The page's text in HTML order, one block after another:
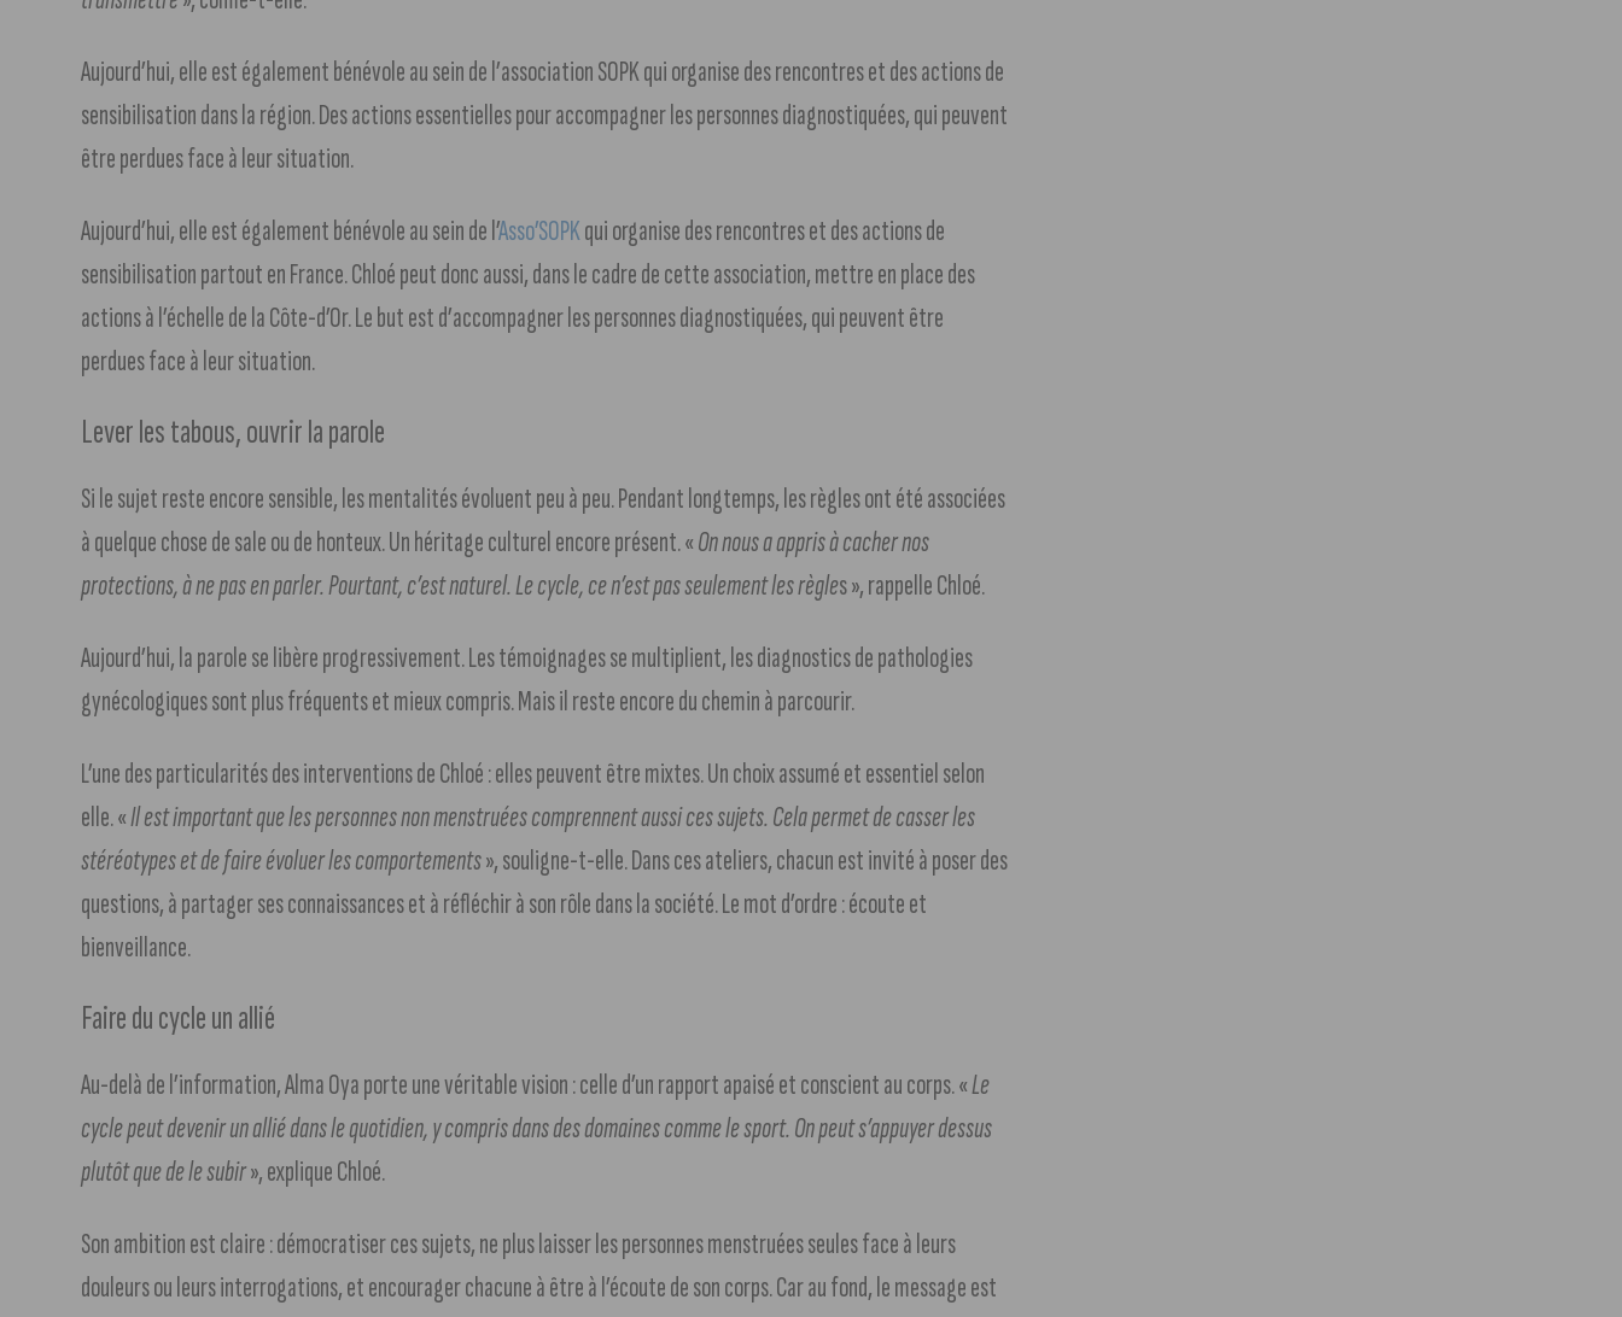
Aujourd’hui, elle est également bénévole au sein de l’association SOPK qui organise des rencontres et des actions de
sensibilisation dans la région. Des actions essentielles pour accompagner les personnes diagnostiquées, qui peuvent
être perdues face à leur situation.
Aujourd’hui, elle est également bénévole au sein de l’Asso’SOPKqui organise des rencontres et des actions de
sensibilisation partout en France. Chloé peut donc aussi, dans le cadre de cette association, mettre en place des
actions à l’échelle de la Côte-d’Or. Le but est d’accompagner les personnes diagnostiquées, qui peuvent être
perdues face à leur situation.
Lever les tabous, ouvrir la parole
Si le sujet reste encore sensible, les mentalités évoluent peu à peu. Pendant longtemps, les règles ont été associées
à quelque chose de sale ou de honteux. Un héritage culturel encore présent. «On nous a appris à cacher nos
protections, à ne pas en parler. Pourtant, c’est naturel. Le cycle, ce n’est pas seulement les règles », rappelle Chloé.
Aujourd’hui, la parole se libère progressivement. Les témoignages se multiplient, les diagnostics de pathologies
gynécologiques sont plus fréquents et mieux compris. Mais il reste encore du chemin à parcourir.
L’une des particularités des interventions de Chloé : elles peuvent être mixtes. Un choix assumé et essentiel selon
elle. «Il est important que les personnes non menstruées comprennent aussi ces sujets. Cela permet de casser les
stéréotypes et de faire évoluer les comportements», souligne-t-elle. Dans ces ateliers, chacun est invité à poser des
questions, à partager ses connaissances et à réfléchir à son rôle dans la société. Le mot d’ordre : écoute et
bienveillance.
Faire du cycle un allié
Au-delà de l’information, Alma Oya porte une véritable vision : celle d’un rapport apaisé et conscient au corps. «Le
cycle peut devenir un allié dans le quotidien, y compris dans des domaines comme le sport. On peut s’appuyer dessus
plutôt que de le subir», explique Chloé.
Son ambition est claire : démocratiser ces sujets, ne plus laisser les personnes menstruées seules face à leurs
douleurs ou leurs interrogations, et encourager chacune à être à l’écoute de son corps. Car au fond, le message est